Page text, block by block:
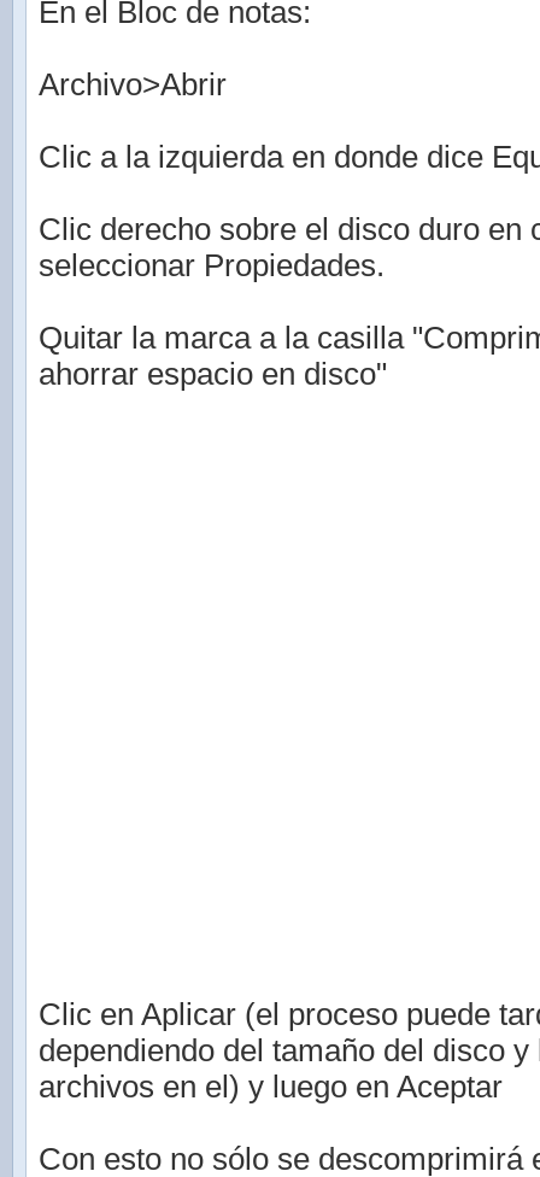
En el Bloc de notas:
Archivo>Abrir
Clic a la izquierda en donde dice
Clic derecho sobre el disco duro en
seleccionar Propiedades.
Quitar la marca a la casilla
ahorrar espacio en disco"
Clic en Aplicar (el proceso puede
dependiendo del tamaño del disco y
archivos en el) y luego en Aceptar
Con esto no sólo se descomprimirá